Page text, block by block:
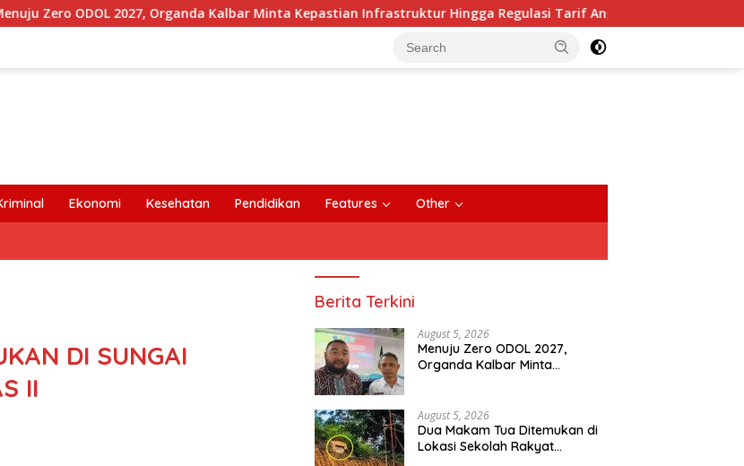
ODOL 2027, Organda Kalbar Minta Kepastian Infrastruktur Hingga Regulasi Tarif Angkutan
Ekonomi Kesehatan Pendidikan Features Other
DI SUNGAI
II
Berita Terkini
August 5, 2026
Menuju Zero ODOL 2027,
Organda Kalbar Minta
August 5, 2026
Dua Makam Tua Ditemukan di
Lokasi Sekolah Rakyat